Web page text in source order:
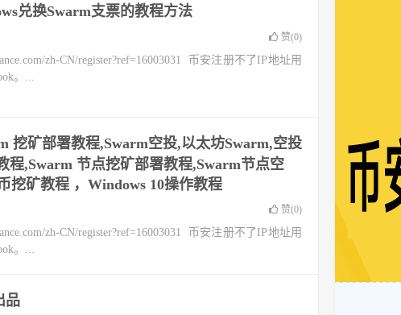
兑换Swarm支票的教程方法
赞(0)
zh-CN/register?ref=16003031 币安注册不了IP地址用
。...
挖矿部署教程,Swarm空投,以太坊Swarm,空投
,Swarm 节点挖矿部署教程,Swarm节点空
挖矿教程 ，Windows 10操作教程
赞(0)
zh-CN/register?ref=16003031 币安注册不了IP地址用
。...
品